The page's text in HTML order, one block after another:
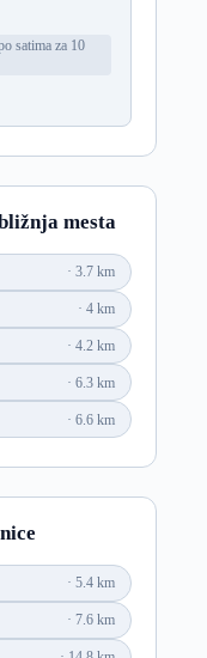
satima za 10
mesta
3.7 km
4 km
4.2 km
6.3 km
6.6 km
5.4 km
7.6 km